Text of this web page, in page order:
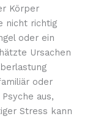
Körper
nicht richtig
oder ein
Ursachen
oder
aus,
Stress kann